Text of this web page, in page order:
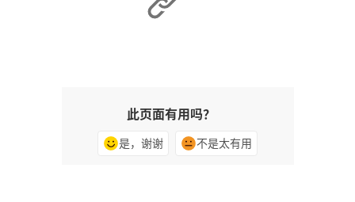
此页面有用吗？
是，谢谢 不是太有用